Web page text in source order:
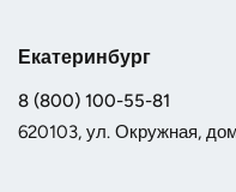
Екатеринбург
8 (800) 100-55-81
620103, ул. Окружная,